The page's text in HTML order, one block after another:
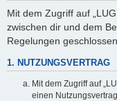
Mit dem Zugriff auf
zwischen dir und dem
Regelungen
1. NUTZUNGSVERTRAG
Mit dem Zugriff auf
einen